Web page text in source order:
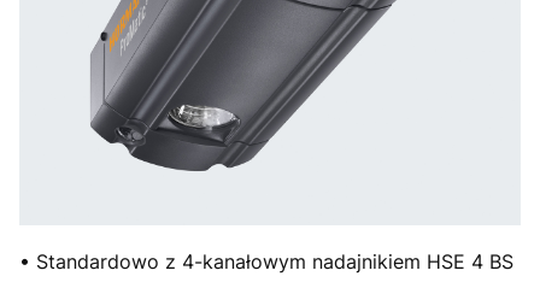
• Standardowo z 4-kanałowym nadajnikiem HSE 4 BS